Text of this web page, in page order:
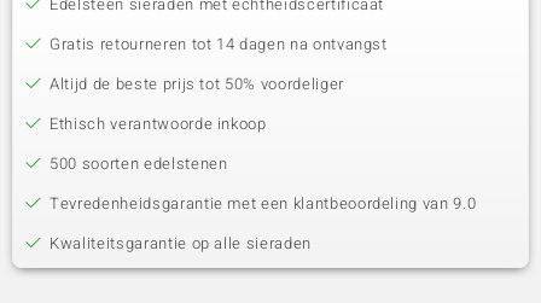
Gratis retourneren tot 14 dagen na ontvangst
Altijd de beste prijs tot 50% voordeliger
Ethisch verantwoorde inkoop
500 soorten edelstenen
Tevredenheidsgarantie met een klantbeoordeling van 9.0
Kwaliteitsgarantie op alle sieraden